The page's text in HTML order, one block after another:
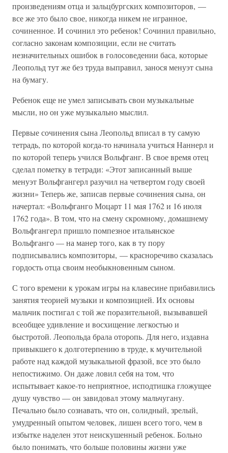
произведениям отца и зальцбургских композиторов, —
все же это было свое, никогда никем не игранное,
сочиненное. И сочинил это ребенок! Сочинил правильно,
согласно законам композиции, если не считать
незначительных ошибок в голосоведении баса, которые
Леопольд тут же без труда выправил, занося менуэт сына
на бумагу.
Ребенок еще не умел записывать свои музыкальные
мысли, но он уже музыкально мыслил.
Первые сочинения сына Леопольд вписал в ту самую
тетрадь, по которой когда-то начинала учиться Наннерл и
по которой теперь учился Вольфганг. В свое время отец
сделал пометку в тетради: «Этот записанный выше
менуэт Вольфгангерл разучил на четвертом году своей
жизни» Теперь же, записав первые сочинения сына, он
начертал: «Вольфганго Моцарт 11 мая 1762 и 16 июля
1762 года». В том, что на смену скромному, домашнему
Вольфгангерл пришло помпезное итальянское
Вольфганго — на манер того, как в ту пору
подписывались композиторы, — красноречиво сказалась
гордость отца своим необыкновенным сыном.
С того времени к урокам игры на клавесине прибавились
занятия теорией музыки и композицией. Их основы
мальчик постигал с той же поразительной, вызывавшей
всеобщее удивление и восхищение легкостью и
быстротой. Леопольда брала оторопь. Для него, издавна
привыкшего к долготерпению в труде, к мучительной
работе над каждой музыкальной фразой, все это было
непостижимо. Он даже ловил себя на том, что
испытывает какое-то неприятное, исподтишка гложущее
душу чувство — он завидовал этому мальчугану.
Печально было сознавать, что он, солидный, зрелый,
умудренный опытом человек, лишен всего того, чем в
избытке наделен этот неискушенный ребенок. Больно
было понимать, что больше половины жизни уже